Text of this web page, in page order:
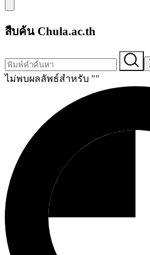
สืบค้น Chula.ac.th
ไม่พบผลลัพธ์สำหรับ ""